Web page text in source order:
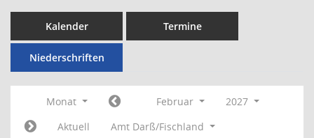
Kalender Termine
Niederschriften
Monat Februar
2027
Aktuell
Amt Darß/Fischland